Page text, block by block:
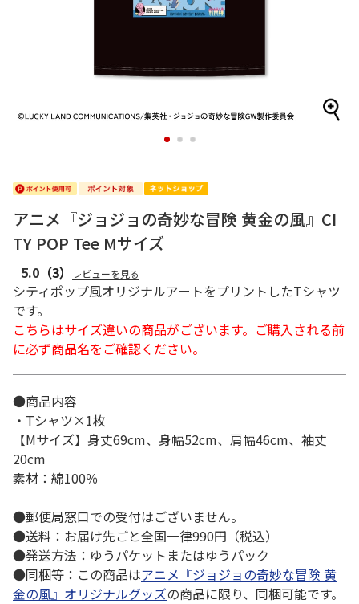
1 2 3
アニメ『ジョジョの奇妙な冒険 黄金の風』CI
TY POP Tee Mサイズ
5.0 （3） レビューを見る
シティポップ風オリジナルアートをプリントしたTシャツ
です。
こちらはサイズ違いの商品がございます。ご購入される前
に必ず商品名をご確認ください。
●商品内容
・Tシャツ×1枚
【Mサイズ】身丈69cm、身幅52cm、肩幅46cm、袖丈
20cm
素材：綿100％
●郵便局窓口での受付はございません。
●送料：お届け先ごと全国一律990円（税込）
●発送方法：ゆうパケットまたはゆうパック
●同梱等：この商品はアニメ『ジョジョの奇妙な冒険 黄
金の風』オリジナルグッズの商品に限り、同梱可能です。